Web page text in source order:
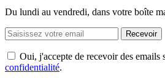
Du lundi au vendredi, dans votre boîte
Recevoir
Oui, j'accepte de recevoir des emails
confidentialité.